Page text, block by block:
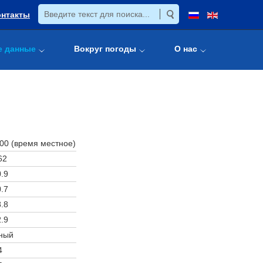
данные Вокруг погоды О нас
(время местное)